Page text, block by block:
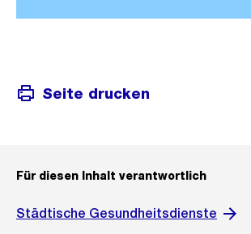
Seite drucken
Für diesen Inhalt verantwortlich
Städtische Gesundheitsdienste